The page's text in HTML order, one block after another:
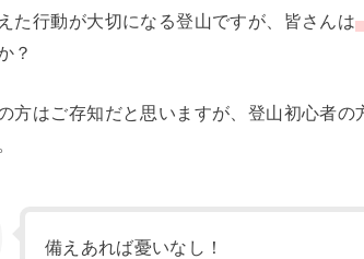
た行動が大切になる登山ですが、皆さんは
？
方はご存知だと思いますが、登山初心者
備えあれば憂いなし！